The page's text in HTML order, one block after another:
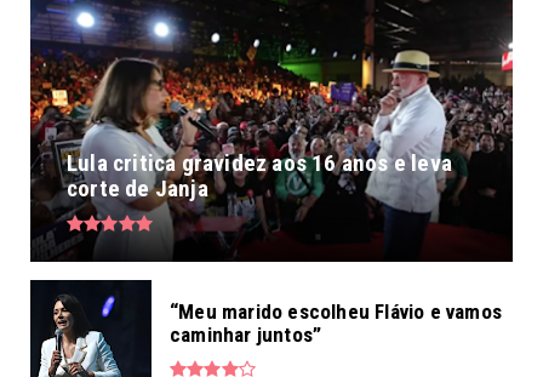
Lula critica gravidez aos 16 anos e leva
corte de Janja
“Meu marido escolheu Flávio e vamos
caminhar juntos”